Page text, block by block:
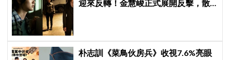
迎來反轉！金慧峻正式展開反擊，散
朴志訓《菜鳥伙房兵》收視7.6%亮眼